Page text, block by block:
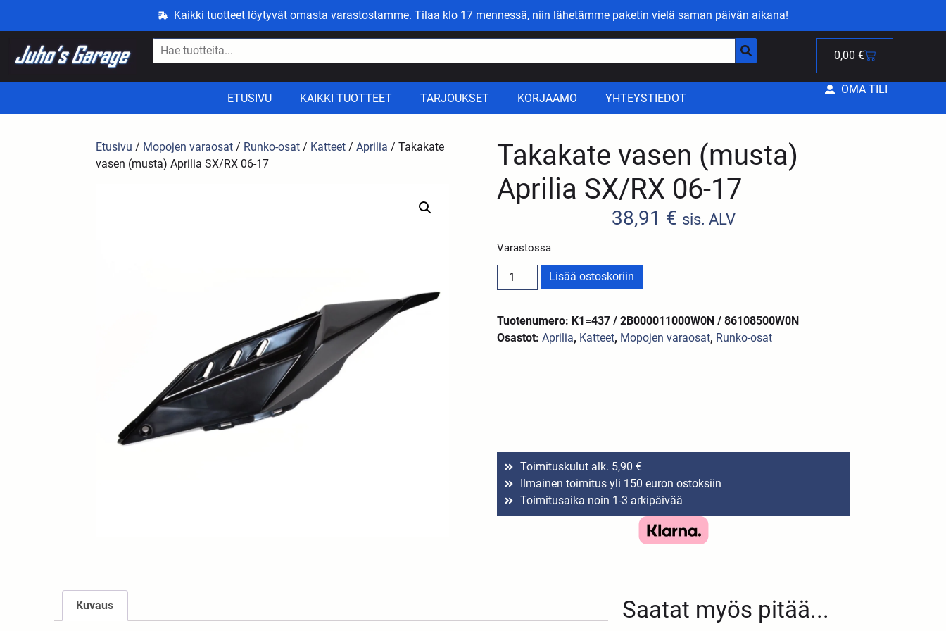
Kaikki tuotteet löytyvät omasta varastostamme. Tilaa klo 17 mennessä, niin lähetämme paketin vielä saman päivän aikana!
0,00 €
ETUSIVU KAIKKI TUOTTEET TARJOUKSET KORJAAMO YHTEYSTIEDOT
OMA TILI
Etusivu / Mopojen varaosat / Runko-osat / Katteet /Aprilia / Takakate
vasen (musta) Aprilia SX/RX 06-17
Takakate vasen (musta)
Aprilia SX/RX 06-17
38,91 € sis. ALV
Varastossa
Lisää ostoskoriin
Tuotenumero: K1=437 / 2B000011000W0N / 86108500W0N
Osastot:Aprilia, Katteet, Mopojen varaosat, Runko-osat
Toimituskulut alk. 5,90 €
Ilmainen toimitus yli 150 euron ostoksiin
Toimitusaika noin 1-3 arkipäivää
Saatat myös pitää...
Kuvaus